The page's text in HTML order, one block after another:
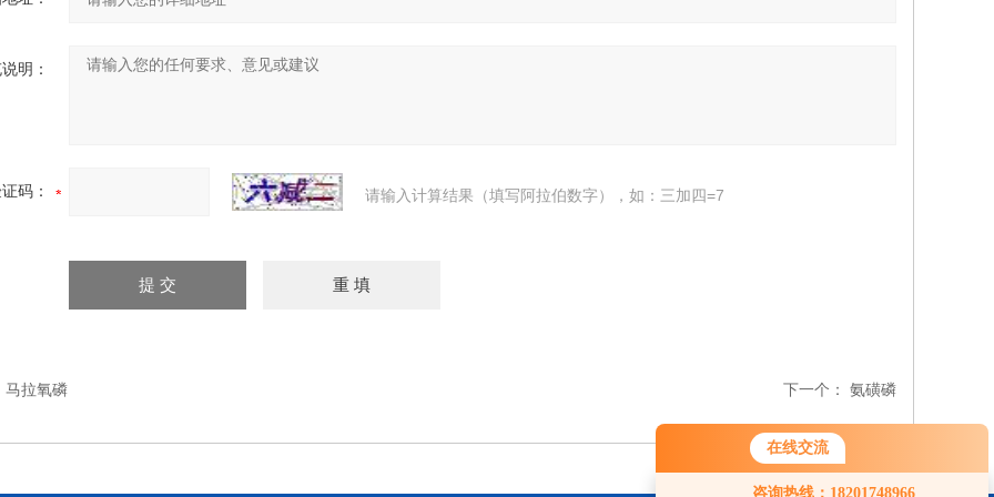
在线交流
咨询热线：18201748966
您好！欢迎前来咨询，很高兴为您
明：
码： 请输入计算结果（填写阿拉伯数字），如：三加四=7
马拉氧磷 下一个： 氨磺磷